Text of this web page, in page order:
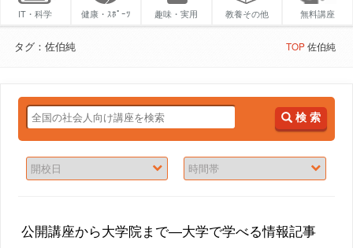
IT・科学 健康・ｽﾎﾟｰﾂ 趣味・実用 教養その他 無料講座
タグ：佐伯純 TOP佐伯純
検 索
公開講座から大学院まで―大学で学べる情報記事